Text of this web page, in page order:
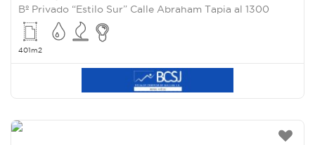
Bº Privado “Estilo Sur” Calle Abraham Tapia al 1300
401m2